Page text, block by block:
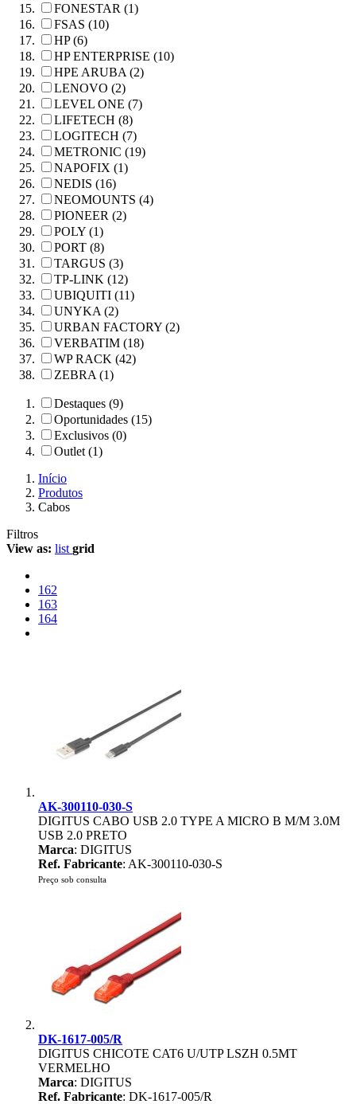
FONESTAR (1)
FSAS (10)
HP (6)
HP ENTERPRISE (10)
HPE ARUBA (2)
LENOVO (2)
LEVEL ONE (7)
LIFETECH (8)
LOGITECH (7)
METRONIC (19)
NAPOFIX (1)
NEDIS (16)
NEOMOUNTS (4)
PIONEER (2)
POLY (1)
PORT (8)
TARGUS (3)
TP-LINK (12)
UBIQUITI (11)
UNYKA (2)
URBAN FACTORY (2)
VERBATIM (18)
WP RACK (42)
ZEBRA (1)
Destaques (9)
Oportunidades (15)
Exclusivos (0)
Outlet (1)
Início
Produtos
Cabos
Filtros
View as: list grid
162
163
164
AK-300110-030-S
DIGITUS CABO USB 2.0 TYPE A MICRO B M/M 3.0M
USB 2.0 PRETO
Marca: DIGITUS
Ref. Fabricante: AK-300110-030-S
Preço sob consulta
DK-1617-005/R
DIGITUS CHICOTE CAT6 U/UTP LSZH 0.5MT
VERMELHO
Marca: DIGITUS
Ref. Fabricante: DK-1617-005/R